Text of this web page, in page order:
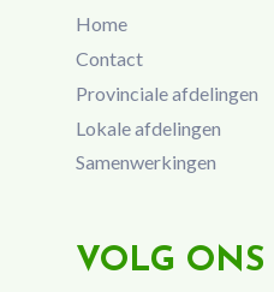
Home
Contact
Provinciale afdelingen
Lokale afdelingen
Samenwerkingen
VOLG ONS